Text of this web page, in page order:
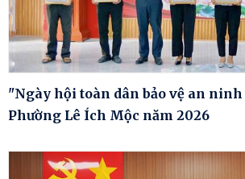
"Ngày hội toàn dân bảo vệ an
Phường Lê Ích Mộc năm 2026